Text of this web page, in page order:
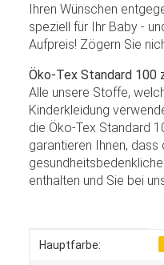
Ihren Wünschen
speziell für Ihr Baby -
Aufpreis! Zögern Sie
Öko-Tex Standard 100
Alle unsere Stoffe,
Kinderkleidung
die Öko-Tex Standard
garantieren Ihnen,
enthalten und Sie bei
Produkteigenschaft
Wert
Hauptfarbe: